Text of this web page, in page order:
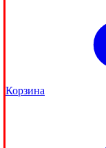
Корзина